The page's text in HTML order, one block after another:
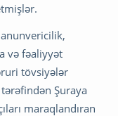
və fəaliyyət
tövsiyələr
Şuraya
maraqlandıran